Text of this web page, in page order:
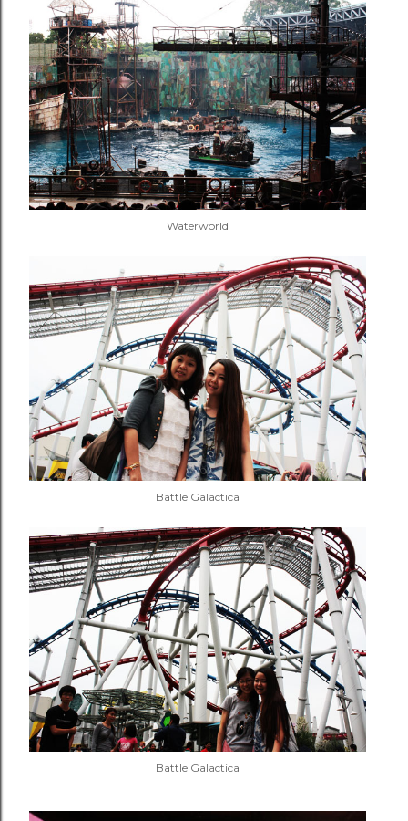
Waterworld
Battle Galactica
Battle Galactica